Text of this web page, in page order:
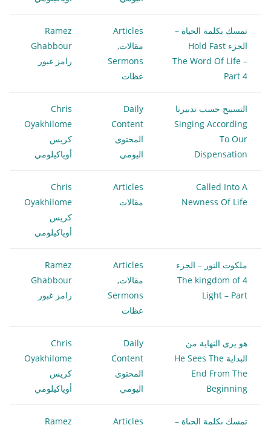
تمسك بكلمة الحياة –
الجزء Hold Fast
The Word Of Life –
Part 4
Articles
مقالات,
Sermons
عظات
Ramez
Ghabbour
رامز غبور
التسبيح حسب تدبيرنا
Singing According
To Our
Dispensation
Daily
Content
المحتوى
اليومي
Chris
Oyakhilome
كريس
أوياكيلومي
Called Into A
Newness Of Life
Articles
مقالات
Chris
Oyakhilome
كريس
أوياكيلومي
ملكوت النور – الجزء
4 The kingdom of
Light – Part
Articles
مقالات,
Sermons
عظات
Ramez
Ghabbour
رامز غبور
هو يرى النهاية من
البداية He Sees The
End From The
Beginning
Daily
Content
المحتوى
اليومي
Chris
Oyakhilome
كريس
أوياكيلومي
تمسك بكلمة الحياة –
Articles
Ramez